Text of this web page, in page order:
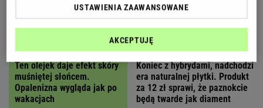
Ten olejek daje efekt skóry
muśniętej słońcem.
Opalenizna wygląda jak po
wakacjach
Koniec z hybrydami, nadchodzi
era naturalnej płytki. Produkt
za 12 zł sprawi, że paznokcie
będą twarde jak diament
USTAWIENIA ZAAWANSOWANE
AKCEPTUJĘ